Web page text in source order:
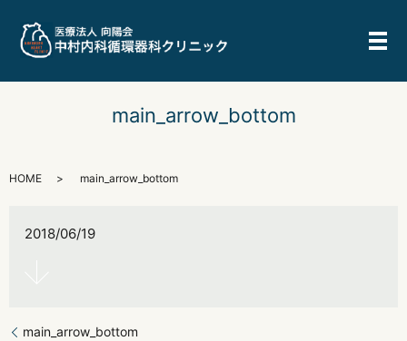
メ
main_arrow_bottom
HOME main_arrow_bottom
2018/06/19
main_arrow_bottom